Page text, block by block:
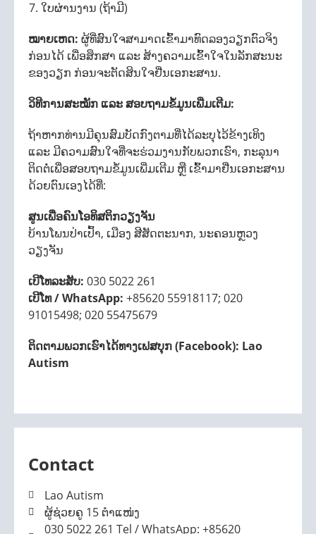
ໃບຜ່ານງານ (ຖ້າມີ)
ໝາຍເຫດ: ຜູ້ທີ່ສົນໃຈສາມາດເຂົ້າມາທົດລອງວຽກຕົວຈິງ
ກ່ອນໄດ້ ເພື່ອສຶກສາ ແລະ ສ້າງຄວາມເຂົ້າໃຈໃນລັກສະນະ
ຂອງວຽກ ກ່ອນຈະຕັດສິນໃຈຢື່ນເອກະສານ.
ວິທີການສະໝັກ ແລະ ສອບຖາມຂໍ້ມູນເພີ່ມເຕີມ:
ຖ້າຫາກທ່ານມີຄຸນສົມບັດກົງຕາມທີ່ໄດ້ລະບຸໄວ້ຂ້າງເທິງ
ແລະ ມີຄວາມສົນໃຈທີ່ຈະຮ່ວມງານກັບພວກເຮົາ, ກະລຸນາ
ຕິດຕໍ່ເພື່ອສອບຖາມຂໍ້ມູນເພີ່ມເຕີມ ຫຼື ເຂົ້າມາຢື່ນເອກະສານ
ດ້ວຍຕົນເອງໄດ້ທີ່:
ສູນເພື່ອຄົນໂອທິສຕິກວຽງຈັນ
ບ້ານໂພນປ່າເປົ້າ, ເມືອງ ສີສັດຕະນາກ, ນະຄອນຫຼວງ
ວຽງຈັນ
ເບີໂທລະສັບ: 030 5022 261
ເບີໂທ / WhatsApp: +85620 55918117; 020
91015498; 020 55475679
ຕິດຕາມພວກເຮົາໄດ້ທາງເຟສບຸກ (Facebook): Lao
Autism
Contact
Lao Autism
ຜູ້ຊ່ວຍຄູ 15 ຕໍາແໜ່ງ
030 5022 261 Tel / WhatsApp: +85620